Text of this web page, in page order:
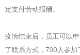
定支付劳动报酬。
疫情结束后，员工可以
了联系方式，700人参加